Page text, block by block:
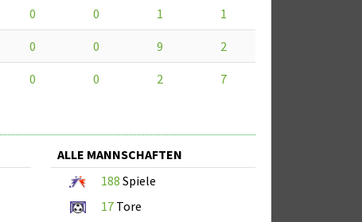
0 0 1 1
0 0 9 2
0 0 2 7
ALLE MANNSCHAFTEN
188 Spiele
17Tore